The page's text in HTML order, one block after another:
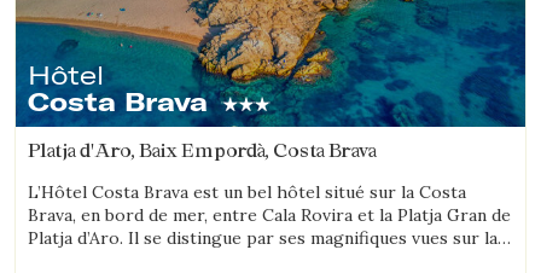
Hôtel
Costa Brava
Platja d'Aro, Baix Empordà, Costa Brava
L’Hôtel Costa Brava est un bel hôtel situé sur la Costa
Brava, en bord de mer, entre Cala Rovira et la Platja Gran de
Platja d’Aro. Il se distingue par ses magnifiques vues sur la